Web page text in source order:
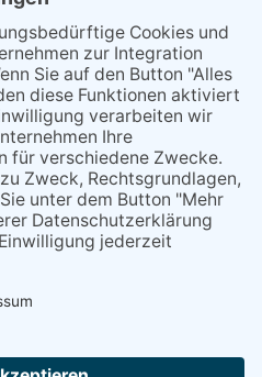
zeigt den Kindern,
richtig gelöst haben.
vieler örtlicher
Mal- und Arbeitsbücher
im Kreis Unna
dem wir uns
Projekt erfahren?